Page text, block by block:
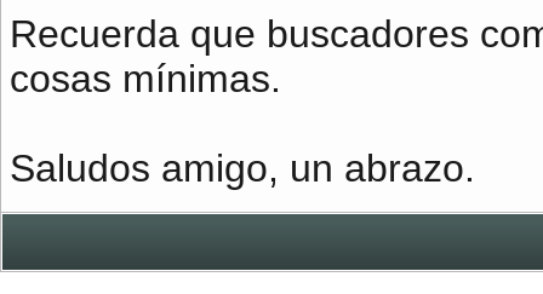
Recuerda que buscadores
cosas mínimas.
Saludos amigo, un abrazo.